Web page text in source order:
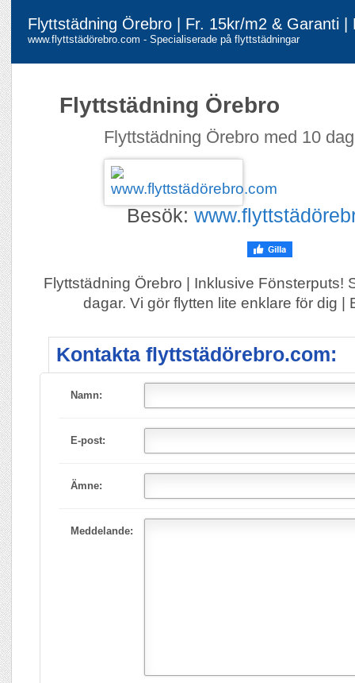
Flyttstädning Örebro | Fr. 15kr/m2 & Garanti |
www.flyttstädörebro.com - Specialiserade på flyttstädningar
Flyttstädning Örebro
Flyttstädning Örebro med 10
Besök:
Flyttstädning Örebro | Inklusive Fönsterputs!
dagar. Vi gör flytten lite enklare för dig |
Kontakta flyttstädörebro.com:
Namn:
E-post:
Ämne:
Meddelande: